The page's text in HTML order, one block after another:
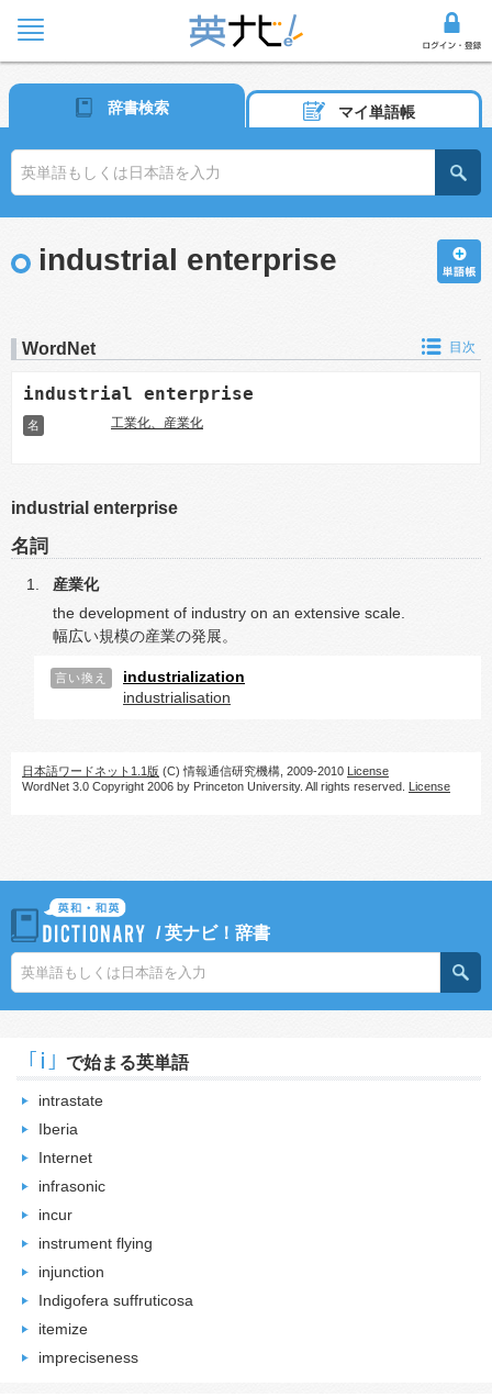
辞書検索 マイ単語帳
industrial enterprise
WordNet 目次
industrial enterprise
名 工業化、産業化
industrial enterprise
名詞
産業化
the development of industry on an extensive scale.
幅広い規模の産業の発展。
言い換え
industrialization
industrialisation
日本語ワードネット1.1版 (C) 情報通信研究機構, 2009-2010 License
WordNet 3.0 Copyright 2006 by Princeton University. All rights reserved. License
/英ナビ！辞書
｢i｣ で始まる英単語
intrastate
Iberia
Internet
infrasonic
incur
instrument flying
injunction
Indigofera suffruticosa
itemize
impreciseness